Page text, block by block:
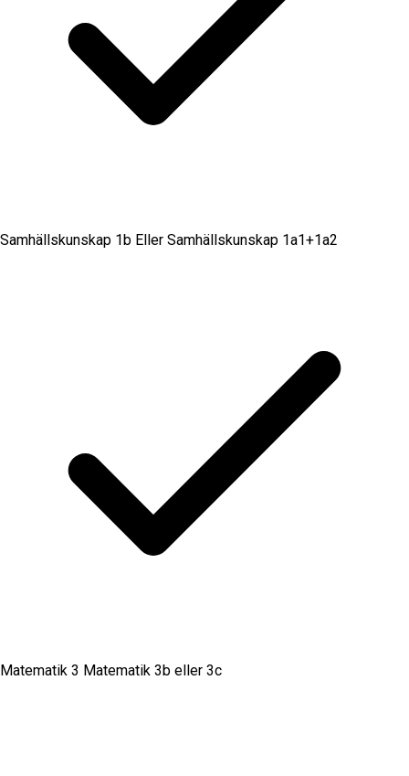
Samhällskunskap 1b Eller Samhällskunskap 1a1+1a2
Matematik 3 Matematik 3b eller 3c